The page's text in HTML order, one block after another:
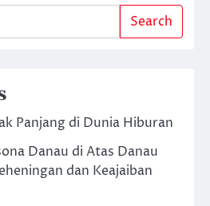
Search
Panjang di Dunia Hiburan
Danau di Atas Danau
dan Keajaiban